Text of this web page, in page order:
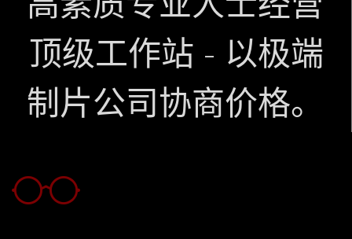
顶级工作站 - 以极端
制片公司协商价格。